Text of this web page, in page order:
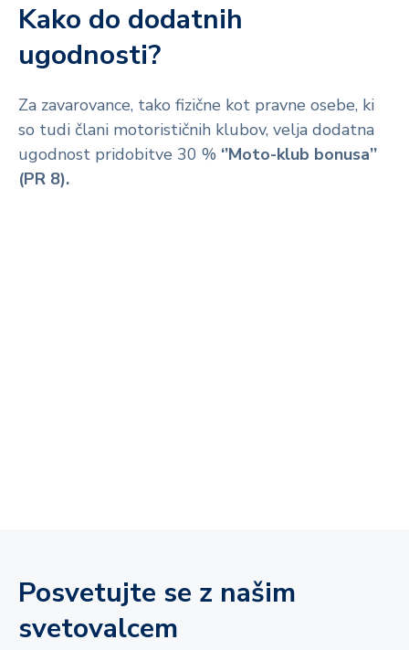
Kako do dodatnih
ugodnosti?
Za zavarovance, tako fizične kot pravne osebe, ki
so tudi člani motorističnih klubov, velja dodatna
ugodnost pridobitve 30 % ‘’Moto-klub bonusa’’
(PR 8).
Posvetujte se z našim
svetovalcem